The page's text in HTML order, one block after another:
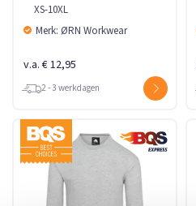
XS-10XL
Merk: ØRN Workwear
v.a. € 12,95
2 - 3 werkdagen